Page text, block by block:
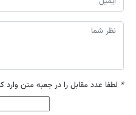
* لطفا عدد مقابل را در جعبه متن وارد